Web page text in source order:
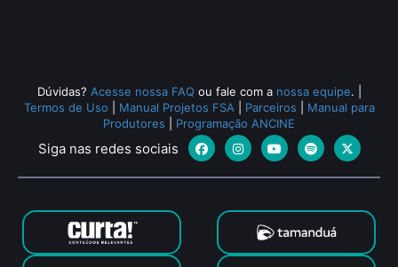
Dúvidas? Acesse nossa FAQ ou fale com a nossa equipe.
Termos de Uso
Manual Projetos FSA Parceiros
Manual para
Produtores
Programação ANCINE
Siga nas redes sociais